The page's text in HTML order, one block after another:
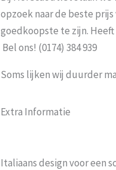
opzoek naar de beste
goedkoopste te zijn.
Bel ons! (0174) 384 939
Soms lijken wij duurder
Extra Informatie
Italiaans design voor een